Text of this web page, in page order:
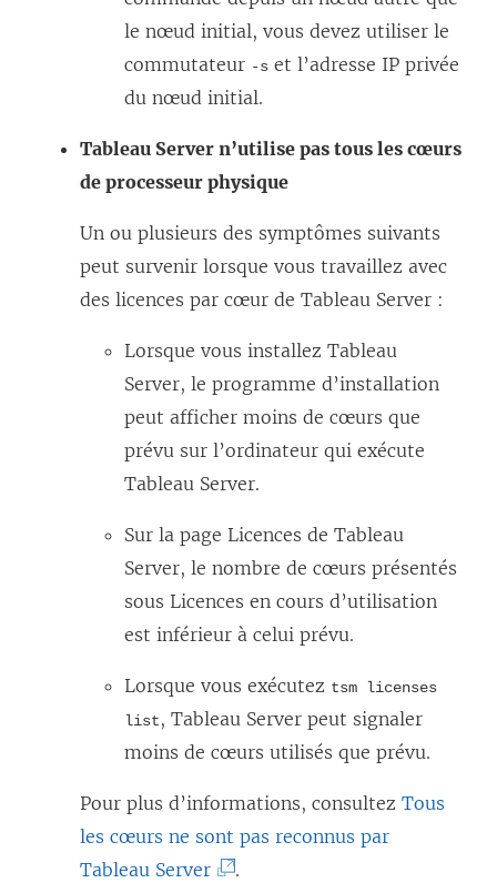
t
e
)
n
ê
t
r
e
)
le nœud initial, vous devez utiliser le
commutateur -s et l’adresse IP privée
du nœud initial.
Tableau Server n’utilise pas tous les cœurs
de processeur physique
Un ou plusieurs des symptômes suivants
peut survenir lorsque vous travaillez avec
des licences par cœur de Tableau Server :
Lorsque vous installez Tableau
Server, le programme d’installation
peut afficher moins de cœurs que
prévu sur l’ordinateur qui exécute
Tableau Server.
Sur la page Licences de Tableau
Server, le nombre de cœurs présentés
sous Licences en cours d’utilisation
est inférieur à celui prévu.
Lorsque vous exécutez tsm licenses
list, Tableau Server peut signaler
moins de cœurs utilisés que prévu.
Pour plus d’informations, consultez Tous
les cœurs ne sont pas reconnus par
Tableau Server(
.